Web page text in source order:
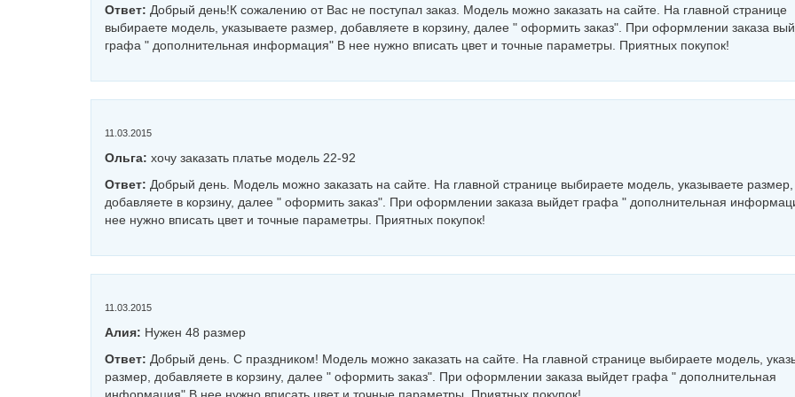
Ответ: Добрый день!К сожалению от Вас не поступал заказ. Модель можно заказать на сайте. На главной странице
выбираете модель, указываете размер, добавляете в корзину, далее " оформить заказ". При оформлении заказа
графа " дополнительная информация" В нее нужно вписать цвет и точные параметры. Приятных покупок!
11.03.2015
Ольга: хочу заказать платье модель 22-92
Ответ: Добрый день. Модель можно заказать на сайте. На главной странице выбираете модель, указываете размер,
добавляете в корзину, далее " оформить заказ". При оформлении заказа выйдет графа " дополнительная
нее нужно вписать цвет и точные параметры. Приятных покупок!
11.03.2015
Алия: Нужен 48 размер
Ответ: Добрый день. С праздником! Модель можно заказать на сайте. На главной странице выбираете модель,
размер, добавляете в корзину, далее " оформить заказ". При оформлении заказа выйдет графа " дополнительная